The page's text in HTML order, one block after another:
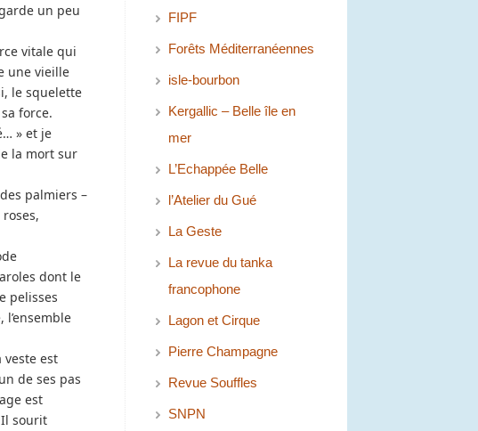
un peu
vitale qui
une vieille
le squelette
force.
» et je
la mort sur
palmiers –
dont le
pelisses
veste est
de ses pas
est
Il sourit
FIPF
Forêts Méditerranéennes
isle-bourbon
Kergallic – Belle île en
mer
L’Echappée Belle
l’Atelier du Gué
La Geste
La revue du tanka
francophone
Lagon et Cirque
Pierre Champagne
Revue Souffles
SNPN